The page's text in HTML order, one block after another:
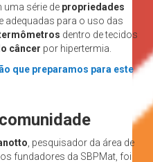
série de propriedades
adequadas para o uso das
dentro de tecidos
câncer por hipertermia.
que preparamos para este
, pesquisador da área de
fundadores da SBPMat, foi